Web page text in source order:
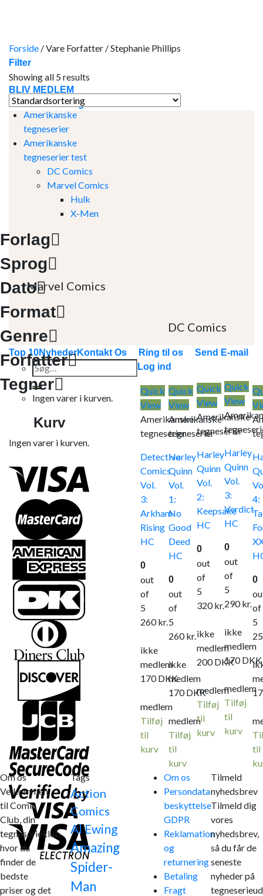
BLIV MEDLEM
Amerikanske tegneserier
Marvel Comics
DC Comics
Top 10NyhederKontakt Os Ring til os Send E-mail
Søg
efter:
Log ind
Ingen varer i kurven.
Kurv
Ingen varer i kurven.
Forside /Vare Forfatter /Stephanie Phillips
Filter
Showing all 5 results
Amerikanske
tegneserier
Amerikanske
tegneserier test
DC Comics
Marvel Comics
Hulk
X-Men
Forlag
Sprog
Dato
Format
Genre
Forfatter
Tegner
Quick
View
Amerikanske
tegneserier
Detective
Comics
Vol.
3:
Arkham
Rising
HC
0
out
of
5
260kr.
ikke
medlem
170DKK
medlem
Tilføj
til
kurv
Quick
View
Amerikanske
tegneserier
Harley
Quinn
Vol.
1:
No
Good
Deed
HC
0
out
of
5
260kr.
ikke
medlem
170DKK
medlem
Tilføj
til
kurv
Quick
View
Amerikanske
tegneserier
Harley
Quinn
Vol.
2:
Keepsake
HC
0
out
of
5
320kr.
ikke
medlem
200DKK
medlem
Tilføj
til
kurv
Quick
View
Harley
Quinn
Vol.
3:
Verdict
HC
0
out
of
5
290kr.
ikke
medlem
170DKK
medlem
Tilføj
til
kurv
4:
0
of
5
til
Om os
Velkommen
til Comic
Club, din
tegneserieklub,
hvor du
finder de
bedste
priser og det
Tags
Action
Comics
Al Ewing
Amazing
Spider-
Man
Om os
Persondata
beskyttelse
GDPR
Reklamation
og
returnering
Betaling
Fragt
Tilmeld
nyhedsbrev
Tilmeld dig
vores
nyhedsbrev,
så du får de
seneste
nyheder på